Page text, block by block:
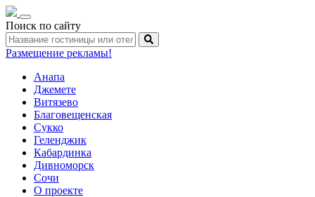
Toggle
navigation
Поиск по сайту
Размещение рекламы!
Анапа
Джемете
Витязево
Благовещенская
Сукко
Геленджик
Кабардинка
Дивноморск
Сочи
О проекте